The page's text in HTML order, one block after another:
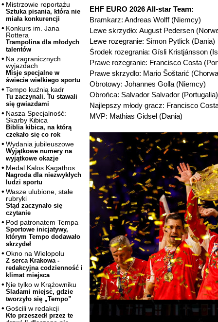
Mistrzowie reportażu
Sztuka pisania, która nie
miała konkurencji
Konkurs im. Jana
Rottera
Trampolina dla młodych
talentów
Na zagranicznych
wyjazdach
Misje specjalne w
świecie wielkiego sportu
Tempo kuźnią kadr
Tu zaczynali. Tu stawali
się gwiazdami
Nasza Specjalność:
Skarby Kibica
Biblia kibica, na którą
czekało się co rok
Wydania jubileuszowe
Wyjątkowe numery na
wyjątkowe okazje
Medal Kalos Kagathos
Nagroda dla niezwykłych
ludzi sportu
Wasze ulubione, stałe
rubryki
Stąd zaczynało się
czytanie
Pod patronatem Tempa
Sportowe inicjatywy,
którym Tempo dodawało
skrzydeł
Okno na Wielopolu
Z serca Krakowa -
redakcyjna codzienność i
klimat miejsca
Nie tylko w Krążowniku
Śladami miejsc, gdzie
tworzyło się „Tempo”
Gościli w redakcji
Kto przeszedł przez te
EHF EURO 2026 All-star Team:
Bramkarz: Andreas Wolff (Niemcy)
Lewe skrzydło: August Pedersen
Lewe rozegranie: Simon Pytlick (Dania)
Środek rozegrania: Gísli Kristjánsson
Prawe rozegranie: Francisco Costa
Prawe skrzydło: Mario Šoštarić
Obrotowy: Johannes Golla (Niemcy)
Obrońca: Salvador Salvador (Portugalia)
Najlepszy młody gracz: Francisco
MVP: Mathias Gidsel (Dania)